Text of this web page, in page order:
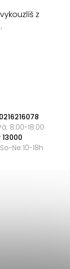
z
8:00-18:00
Ne 10-18h